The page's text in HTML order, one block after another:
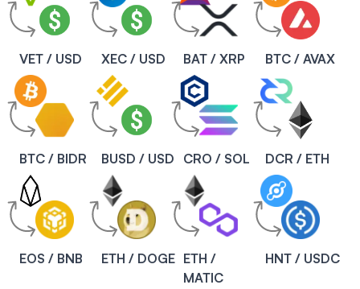
VET / USD XEC / USD BAT / XRP BTC / AVAX
BTC / BIDR BUSD / USD CRO / SOL DCR / ETH
EOS / BNB ETH / DOGE ETH /
MATIC
HNT / USDC